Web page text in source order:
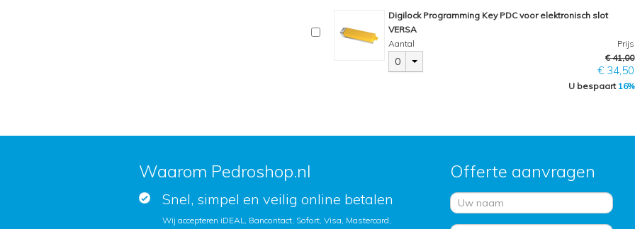
Digilock Programming Key PDC voor elektronisch slot
VERSA
Aantal
0
Prijs
€ 41,00
€ 34,50
U bespaart 16%
Waarom Pedroshop.nl
Snel, simpel en veilig online betalen
Wij accepteren iDEAL, Bancontact, Sofort, Visa, Mastercard,
Offerte aanvragen